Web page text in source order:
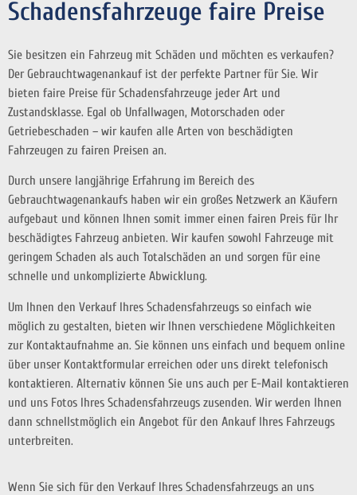
Schadensfahrzeuge faire Preise
Sie besitzen ein Fahrzeug mit Schäden und möchten es verkaufen?
Der Gebrauchtwagenankauf ist der perfekte Partner für Sie. Wir
bieten faire Preise für Schadensfahrzeuge jeder Art und
Zustandsklasse. Egal ob Unfallwagen, Motorschaden oder
Getriebeschaden – wir kaufen alle Arten von beschädigten
Fahrzeugen zu fairen Preisen an.
Durch unsere langjährige Erfahrung im Bereich des
Gebrauchtwagenankaufs haben wir ein großes Netzwerk an Käufern
aufgebaut und können Ihnen somit immer einen fairen Preis für Ihr
beschädigtes Fahrzeug anbieten. Wir kaufen sowohl Fahrzeuge mit
geringem Schaden als auch Totalschäden an und sorgen für eine
schnelle und unkomplizierte Abwicklung.
Um Ihnen den Verkauf Ihres Schadensfahrzeugs so einfach wie
möglich zu gestalten, bieten wir Ihnen verschiedene Möglichkeiten
zur Kontaktaufnahme an. Sie können uns einfach und bequem online
über unser Kontaktformular erreichen oder uns direkt telefonisch
kontaktieren. Alternativ können Sie uns auch per E-Mail kontaktieren
und uns Fotos Ihres Schadensfahrzeugs zusenden. Wir werden Ihnen
dann schnellstmöglich ein Angebot für den Ankauf Ihres Fahrzeugs
unterbreiten.
Wenn Sie sich für den Verkauf Ihres Schadensfahrzeugs an uns